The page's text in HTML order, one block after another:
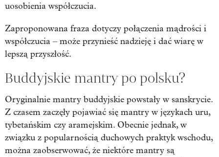
uosobienia współczucia.
Zaproponowana fraza dotyczy połączenia mądrości i
współczucia – może przynieść nadzieję i dać wiarę w
lepszą przyszłość.
Buddyjskie mantry po polsku?
Oryginalnie mantry buddyjskie powstały w sanskrycie.
Z czasem zaczęły pojawiać się mantry w językach uru,
tybetańskim czy aramejskim. Obecnie jednak, w
związku z popularnością duchowych praktyk wschodu,
można zaobserwować, że niektóre mantry są